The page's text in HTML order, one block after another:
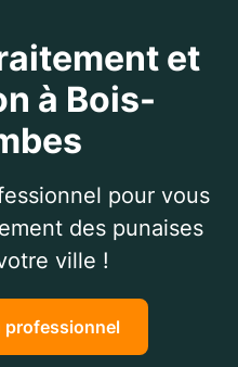
et
à Bois-
pour vous
des punaises
ville !
professionnel